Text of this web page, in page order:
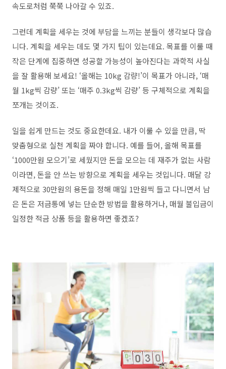
속도로처럼 쭉쭉 나아갈 수 있죠.
그런데 계획을 세우는 것에 부담을 느끼는 분들이 생각보다 많습
니다. 계획을 세우는 데도 몇 가지 팁이 있는데요. 목표를 이룰 때
작은 단계에 집중하면 성공할 가능성이 높아진다는 과학적 사실
을 잘 활용해 보세요! ‘올해는 10kg 감량!’이 목표가 아니라, ‘매
월 1kg씩 감량’ 또는 ‘매주 0.3kg씩 감량’ 등 구체적으로 계획을
쪼개는 것이죠.
일을 쉽게 만드는 것도 중요한데요. 내가 이룰 수 있을 만큼, 딱
맞춤형으로 실천 계획을 짜야 합니다. 예를 들어, 올해 목표를
‘1000만원 모으기’로 세웠지만 돈을 모으는 데 재주가 없는 사람
이라면, 돈을 안 쓰는 방향으로 계획을 세우는 것입니다. 매달 강
제적으로 30만원의 용돈을 정해 매일 1만원씩 들고 다니면서 남
은 돈은 저금통에 넣는 단순한 방법을 활용하거나, 매월 불입금이
일정한 적금 상품 등을 활용하면 좋겠죠?